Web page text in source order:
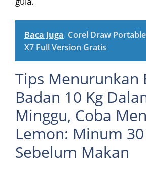
Baca Juga Corel Draw Portable
X7 Full Version Gratis
Tips Menurunkan
Badan 10 Kg
Minggu, Coba
Lemon: Minum
Sebelum Makan